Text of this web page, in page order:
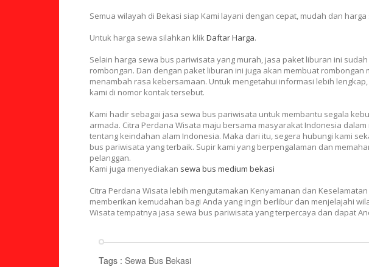
Semua wilayah di Bekasi siap Kami layani dengan cepat, mudah dan
Untuk harga sewa silahkan klikDaftar Harga.
Selain harga sewa bus pariwisata yang murah, jasa paket liburan ini
rombongan. Dan dengan paket liburan ini juga akan membuat rombongan
menambah rasa kebersamaan. Untuk mengetahui informasi lebih
kami di nomor kontak tersebut.
Kami hadir sebagai jasa sewa bus pariwisata untuk membantu segala
armada. Citra Perdana Wisata maju bersama masyarakat Indonesia
tentang keindahan alam Indonesia. Maka dari itu, segera hubungi kami
bus pariwisata yang terbaik. Supir kami yang berpengalaman dan
pelanggan.
Kami juga menyediakan sewa bus medium bekasi
Citra Perdana Wisata lebih mengutamakan Kenyamanan dan
memberikan kemudahan bagi Anda yang ingin berlibur dan menjelajahi
Wisata tempatnya jasa sewa bus pariwisata yang terpercaya dan dapat
Tags : Sewa Bus Bekasi